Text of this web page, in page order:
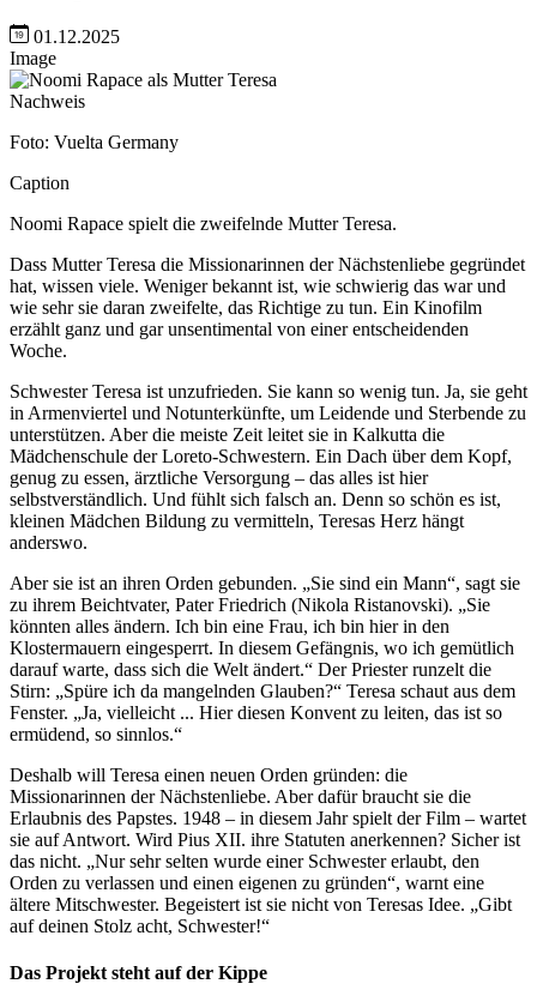
01.12.2025
Image
Nachweis
Foto: Vuelta Germany
Caption
Noomi Rapace spielt die zweifelnde Mutter Teresa.
Dass Mutter Teresa die Missionarinnen der Nächstenliebe gegründet
hat, wissen viele. Weniger bekannt ist, wie schwierig das war und
wie sehr sie daran zweifelte, das Richtige zu tun. Ein Kinofilm
erzählt ganz und gar unsentimental von einer entscheidenden
Woche.
Schwester Teresa ist unzufrieden. Sie kann so wenig tun. Ja, sie geht
in Armenviertel und Notunterkünfte, um Leidende und Sterbende zu
unterstützen. Aber die meiste Zeit leitet sie in Kalkutta die
Mädchenschule der Loreto-Schwestern. Ein Dach über dem Kopf,
genug zu essen, ärztliche Versorgung – das alles ist hier
selbstverständlich. Und fühlt sich falsch an. Denn so schön es ist,
kleinen Mädchen Bildung zu vermitteln, Teresas Herz hängt
anderswo.
Aber sie ist an ihren Orden gebunden. „Sie sind ein Mann“, sagt sie
zu ihrem Beichtvater, Pater Friedrich (Nikola Ristanovski). „Sie
könnten alles ändern. Ich bin eine Frau, ich bin hier in den
Klostermauern eingesperrt. In diesem Gefängnis, wo ich gemütlich
darauf warte, dass sich die Welt ändert.“ Der Priester runzelt die
Stirn: „Spüre ich da mangelnden Glauben?“ Teresa schaut aus dem
Fenster. „Ja, vielleicht ... Hier diesen Konvent zu leiten, das ist so
ermüdend, so sinnlos.“
Deshalb will Teresa einen neuen Orden gründen: die
Missionarinnen der Nächstenliebe. Aber dafür braucht sie die
Erlaubnis des Papstes. 1948 – in diesem Jahr spielt der Film – wartet
sie auf Antwort. Wird Pius XII. ihre Statuten anerkennen? Sicher ist
das nicht. „Nur sehr selten wurde einer Schwester erlaubt, den
Orden zu verlassen und einen eigenen zu gründen“, warnt eine
ältere Mitschwester. Begeistert ist sie nicht von Teresas Idee. „Gibt
auf deinen Stolz acht, Schwester!“
Das Projekt steht auf der Kippe